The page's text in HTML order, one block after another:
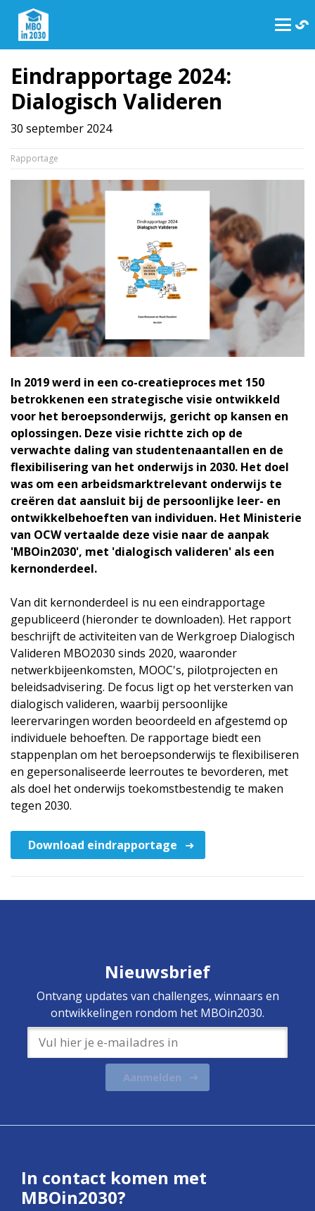
Eindrapportage 2024:
Dialogisch Valideren
30 september 2024
Rapportage
In 2019 werd in een co-creatieproces met 150
betrokkenen een strategische visie ontwikkeld
voor het beroepsonderwijs, gericht op kansen en
oplossingen. Deze visie richtte zich op de
verwachte daling van studentenaantallen en de
flexibilisering van het onderwijs in 2030. Het doel
was om een arbeidsmarktrelevant onderwijs te
creëren dat aansluit bij de persoonlijke leer- en
ontwikkelbehoeften van individuen. Het Ministerie
van OCW vertaalde deze visie naar de aanpak
'MBOin2030', met 'dialogisch valideren' als een
kernonderdeel.
Van dit kernonderdeel is nu een eindrapportage
gepubliceerd (hieronder te downloaden). Het rapport
beschrijft de activiteiten van de Werkgroep Dialogisch
Valideren MBO2030 sinds 2020, waaronder
netwerkbijeenkomsten, MOOC's, pilotprojecten en
beleidsadvisering. De focus ligt op het versterken van
dialogisch valideren, waarbij persoonlijke
leerervaringen worden beoordeeld en afgestemd op
individuele behoeften. De rapportage biedt een
stappenplan om het beroepsonderwijs te flexibiliseren
en gepersonaliseerde leerroutes te bevorderen, met
als doel het onderwijs toekomstbestendig te maken
tegen 2030.
Download eindrapportage
Nieuwsbrief
Ontvang updates van challenges, winnaars en
ontwikkelingen rondom het MBOin2030.
Aanmelden
In contact komen met
MBOin2030?